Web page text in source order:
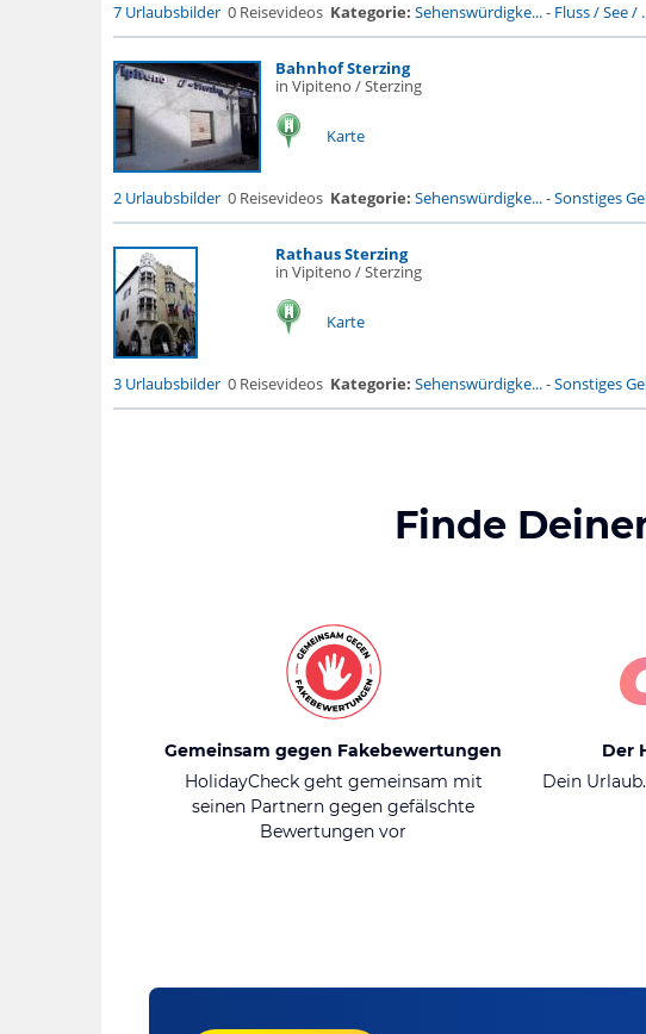
7 Urlaubsbilder 0 Reisevideos Kategorie: Sehenswürdigke...- Fluss / See /
Bahnhof Sterzing
in Vipiteno / Sterzing
Karte
2 Urlaubsbilder 0 Reisevideos Kategorie: Sehenswürdigke...-Sonstiges
Rathaus Sterzing
in Vipiteno / Sterzing
Karte
3 Urlaubsbilder 0 Reisevideos Kategorie: Sehenswürdigke...-Sonstiges
Finde
Gemeinsam gegen Fakebewertungen
HolidayCheck geht gemeinsam mit
seinen Partnern gegen gefälschte
Bewertungen vor
Der
Dein